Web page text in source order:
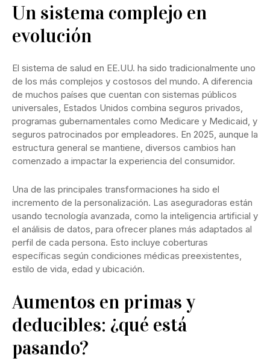
Un sistema complejo en
evolución
El sistema de salud en EE.UU. ha sido tradicionalmente uno
de los más complejos y costosos del mundo. A diferencia
de muchos países que cuentan con sistemas públicos
universales, Estados Unidos combina seguros privados,
programas gubernamentales como Medicare y Medicaid, y
seguros patrocinados por empleadores. En 2025, aunque la
estructura general se mantiene, diversos cambios han
comenzado a impactar la experiencia del consumidor.
Una de las principales transformaciones ha sido el
incremento de la personalización. Las aseguradoras están
usando tecnología avanzada, como la inteligencia artificial y
el análisis de datos, para ofrecer planes más adaptados al
perfil de cada persona. Esto incluye coberturas
específicas según condiciones médicas preexistentes,
estilo de vida, edad y ubicación.
Aumentos en primas y
deducibles: ¿qué está
pasando?